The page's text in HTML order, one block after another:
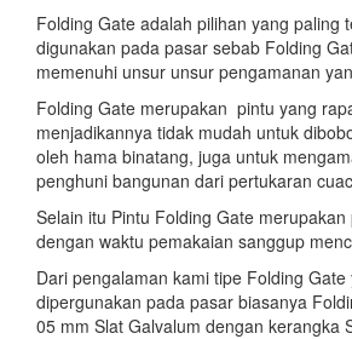
Folding Gate adalah pilihan yang paling
digunakan pada pasar sebab Folding
memenuhi unsur unsur pengamanan
Folding Gate merupakan pintu yang
menjadikannya tidak mudah untuk
oleh hama binatang, juga untuk
penghuni bangunan dari pertukaran
Selain itu Pintu Folding Gate
dengan waktu pemakaian sanggup
Dari pengalaman kami tipe Folding
dipergunakan pada pasar biasanya
05 mm Slat Galvalum dengan kerangka